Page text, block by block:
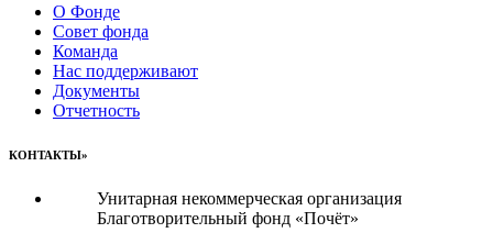
О Фонде
Совет фонда
Команда
Нас поддерживают
Документы
Отчетность
КОНТАКТЫ»
Унитарная некоммерческая организация
Благотворительный фонд «Почёт»